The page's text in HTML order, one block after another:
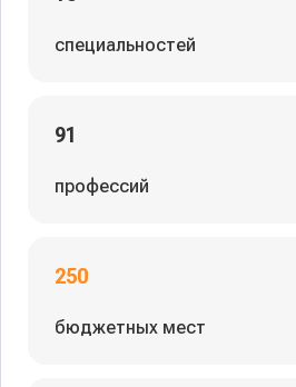
специальностей
91
профессий
250
бюджетных мест